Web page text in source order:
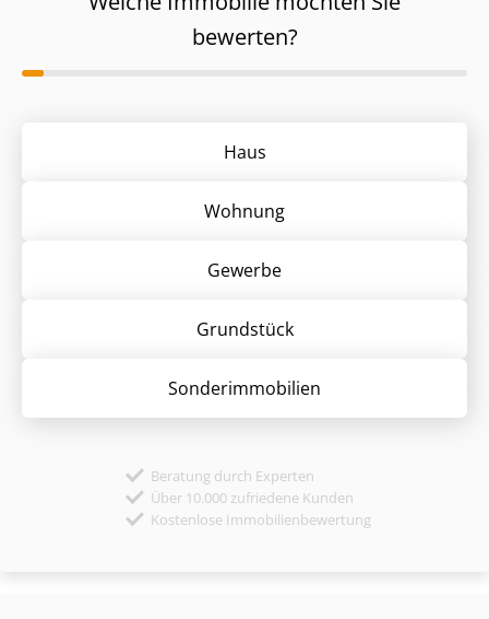
bewerten?
Haus
Wohnung
Gewerbe
Grund­stück
Sonder­immobilien
Beratung durch Experten
Über 10.000 zufriedene Kunden
Kostenlose Immobilienbewertung